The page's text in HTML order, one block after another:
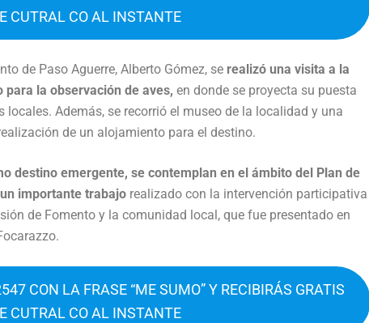
CUTRAL CO AL INSTANTE
de Paso Aguerre, Alberto Gómez, se realizó una visita a la
la observación de aves, en donde se proyecta su puesta
Además, se recorrió el museo de la localidad y una
de un alojamiento para el destino.
destino emergente, se contemplan en el ámbito del Plan de
importante trabajo realizado con la intervención participativa
de Fomento y la comunidad local, que fue presentado en
CON LA FRASE “ME SUMO” Y RECIBIRÁS GRATIS
CUTRAL CO AL INSTANTE